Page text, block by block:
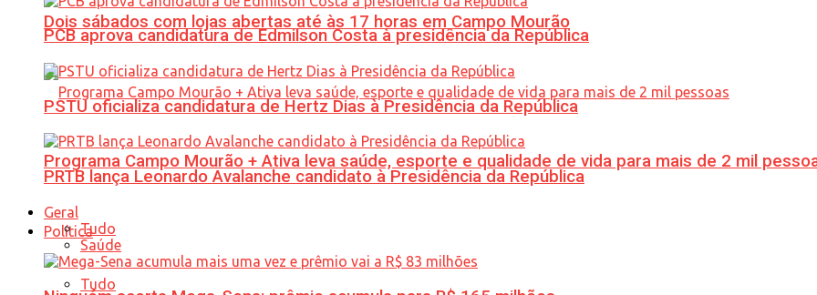
Dois sábados com lojas abertas até às 17 horas em Campo Mourão
Programa Campo Mourão + Ativa leva saúde, esporte e qualidade de vida para mais de 2 mil
Política
Tudo
PCB aprova candidatura de Edmilson Costa à presidência da República
PSTU oficializa candidatura de Hertz Dias à Presidência da República
PRTB lança Leonardo Avalanche candidato à Presidência da República
Geral
Tudo
Saúde